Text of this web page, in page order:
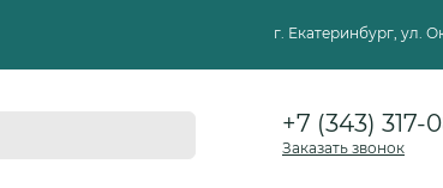
г. Екатеринбург, ул.
+7 (343) 317-
Заказать звонок